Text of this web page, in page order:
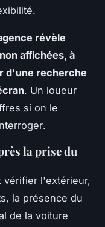
révèle
affichées, à
d'une recherche
. Un loueur
si on le
.
la prise du
vérifier l'extérieur,
la présence du
de la voiture